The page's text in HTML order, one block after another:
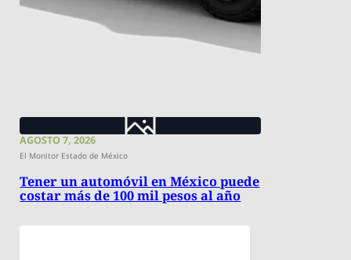
AGOSTO 7, 2026
El Monitor Estado de México
Tener un automóvil en México puede
costar más de 100 mil pesos al año